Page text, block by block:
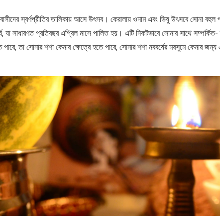
স্বর্ণপ্রীতির তালিকায় আসে উৎসব। কেরালায় ওনাম এবং ভিষু উৎসবে সোনা বহুল
যা সাধারণত প্রতিবছর এপ্রিল মাসে পালিত হয়। এটি নিকটভাবে সোনার সাথে
পারে, তা সোনার শশা কেনার ক্ষেত্রে হতে পারে, সোনার শশা নববর্ষের মরসুমে কেনার